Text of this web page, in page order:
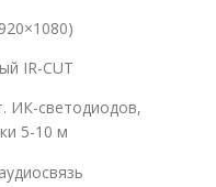
IR-CUT
ИК-светодиодов,
5-10 м